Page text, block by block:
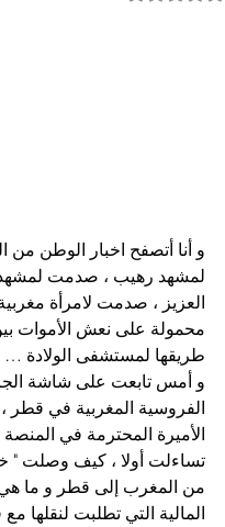
و أنا أتصفح اخبار الوطن
لمشهد رهيب ، صدمت
العزيز ، صدمت لامرأة
محمولة على نعش الأموات
طريقها لمستشفى الولادة …
و أمس تابعت على شاشة
الفروسية المغربية في قطر
الأميرة المحترمة في
تساءلت أولا ، كيف وصلت "
من المغرب إلى قطر و ما هي
المالية التي تطلبت لنقلها